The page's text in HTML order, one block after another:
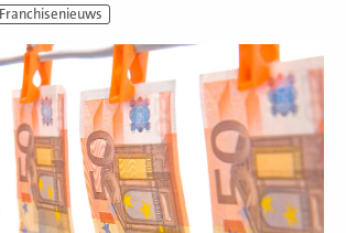
Franchisenieuws